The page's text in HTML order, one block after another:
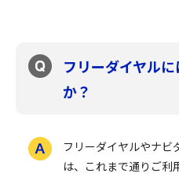
フリーダイヤル
か？
フリーダイヤルやナビ
は、これまで通りご利